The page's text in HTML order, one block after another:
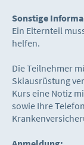
Sonstige
Ein Elternteil
helfen.
Die Teilnehmer
Skiausrüstung
Kurs eine Notiz
sowie Ihre